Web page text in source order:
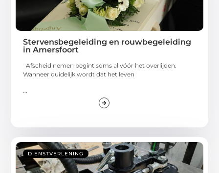
Stervensbegeleiding en rouwbegeleiding
in Amersfoort
Afscheid nemen begint soms al vóór het overlijden.
Wanneer duidelijk wordt dat het leven
DIENSTVERLENING